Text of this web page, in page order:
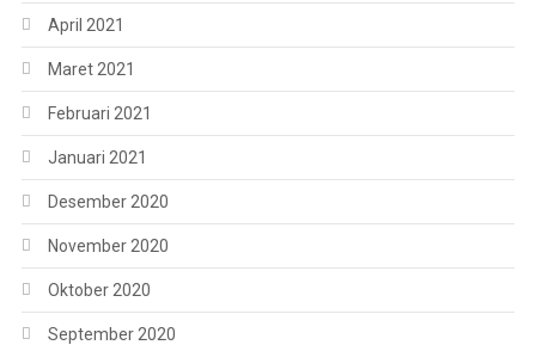
April 2021
Maret 2021
Februari 2021
Januari 2021
Desember 2020
November 2020
Oktober 2020
September 2020